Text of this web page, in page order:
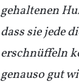
gehaltenen
dass sie jede
erschnüffeln
genauso gut